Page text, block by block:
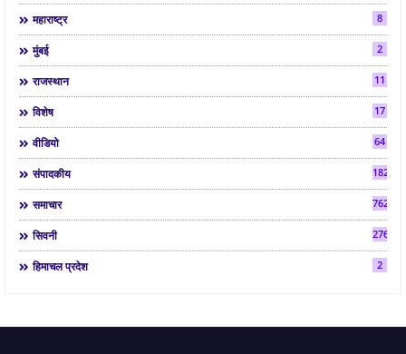
महाराष्ट्र 8
मुंबई 2
राजस्थान 11
विशेष 17
वीडियो 64
संपादकीय 182
समाचार 7624
सिवनी 2763
हिमाचल प्रदेश 2